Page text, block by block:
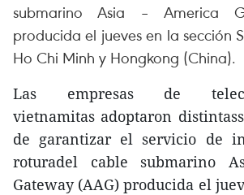
submarino Asia – America
producida el jueves en la sección
Ho Chi Minh y Hongkong (China).
Las empresas de
vietnamitas adoptaron
de garantizar el servicio de
roturadel cable submarino
Gateway (AAG) producida el